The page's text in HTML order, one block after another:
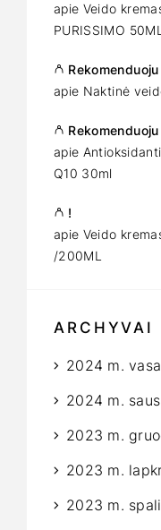
apie Veido
PURISSIMO 50ML
Rekomenduoju
apie Naktinė
Rekomenduoju
apie
Q10 30ml
!
apie Veido
/200ML
ARCHYVAI
2024 m.
2024 m.
2023 m.
2023 m.
2023 m.